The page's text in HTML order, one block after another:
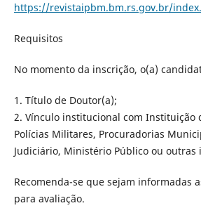
https://revistaipbm.bm.rs.gov.br/
Requisitos
No momento da inscrição, o(a)
1. Título de Doutor(a);
2. Vínculo institucional com Instituição
Polícias Militares, Procuradorias
Judiciário, Ministério Público ou outras
Recomenda-se que sejam informadas
para avaliação.